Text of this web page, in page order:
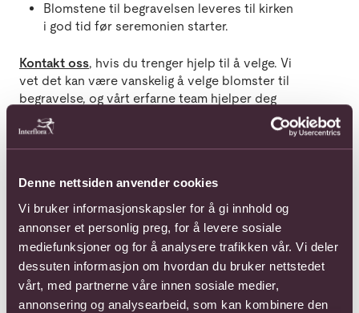
Denne nettsiden anvender cookies
Vi bruker informasjonskapsler for å gi innhold og
annonser et personlig preg, for å levere sosiale
mediefunksjoner og for å analysere trafikken vår. Vi deler
dessuten informasjon om hvordan du bruker nettstedet
vårt, med partnerne våre innen sosiale medier,
annonsering og analysearbeid, som kan kombinere den
Blomstene til begravelsen leveres til kirken
i god tid før seremonien starter.
Kontakt oss, hvis du trenger hjelp til å velge. Vi
vet det kan være vanskelig å velge blomster til
begravelse, og vårt erfarne team hjelper deg
gjerne med å finne en passende og vakker
blomsterhilsen.
Lokalt
Vi leverer på
døren
Leverer til